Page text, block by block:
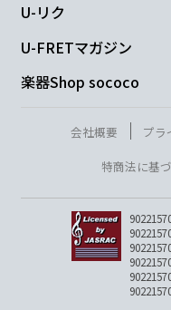
U-リク
U-FRETマガジン
楽器Shop sococo
会社概要 プラ
特商法に基